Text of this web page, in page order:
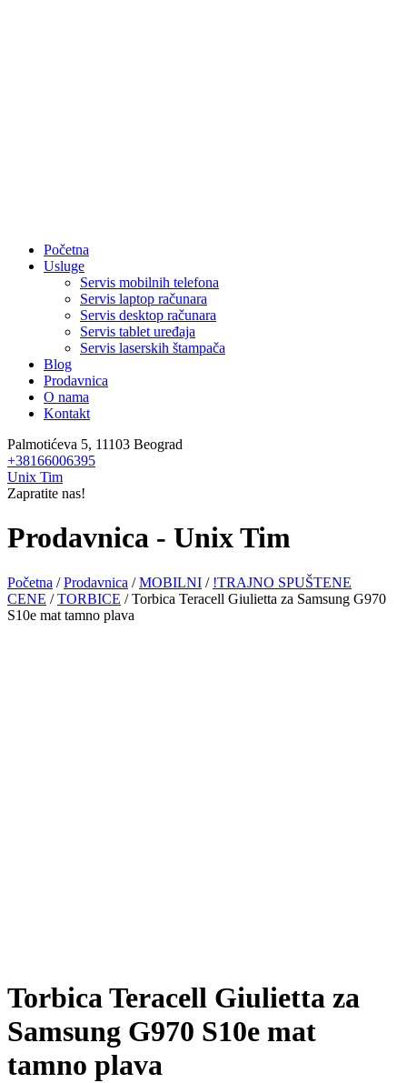
Početna
Usluge
Servis mobilnih telefona
Servis laptop računara
Servis desktop računara
Servis tablet uređaja
Servis laserskih štampača
Blog
Prodavnica
O nama
Kontakt
Palmotićeva 5, 11103 Beograd
+38166006395
Unix Tim
Zapratite nas!
Prodavnica - Unix Tim
Početna /Prodavnica /MOBILNI / !TRAJNO SPUŠTENE
CENE /TORBICE / Torbica Teracell Giulietta za Samsung G970
S10e mat tamno plava
Torbica Teracell Giulietta za
Samsung G970 S10e mat
tamno plava